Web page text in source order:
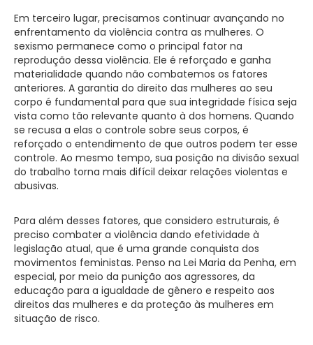
Em terceiro lugar, precisamos continuar avançando no
enfrentamento da violência contra as mulheres. O
sexismo permanece como o principal fator na
reprodução dessa violência. Ele é reforçado e ganha
materialidade quando não combatemos os fatores
anteriores. A garantia do direito das mulheres ao seu
corpo é fundamental para que sua integridade física seja
vista como tão relevante quanto à dos homens. Quando
se recusa a elas o controle sobre seus corpos, é
reforçado o entendimento de que outros podem ter esse
controle. Ao mesmo tempo, sua posição na divisão sexual
do trabalho torna mais difícil deixar relações violentas e
abusivas.
Para além desses fatores, que considero estruturais, é
preciso combater a violência dando efetividade à
legislação atual, que é uma grande conquista dos
movimentos feministas. Penso na Lei Maria da Penha, em
especial, por meio da punição aos agressores, da
educação para a igualdade de gênero e respeito aos
direitos das mulheres e da proteção às mulheres em
situação de risco.